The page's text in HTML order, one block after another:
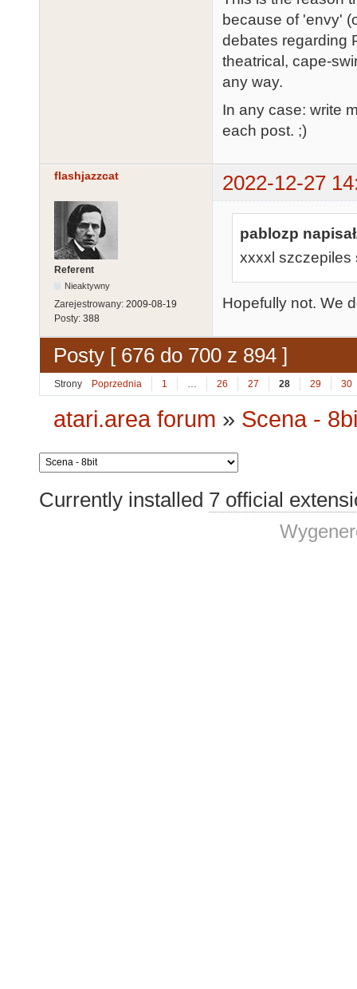
because of 'envy'
debates regarding
theatrical, cape-
any way.
In any case: write
each post. ;)
flashjazzcat 2022-12-27
Referent
Nieaktywny
Zarejestrowany: 2009-08-19
Posty: 388
pablozp
xxxxl szczepiles
Hopefully not. We
Posty [ 676 do 700 z 894 ]
Strony Poprzednia 1 … 26 27 28 29 30
atari.area forum » Scena -
Currently installed 7 official